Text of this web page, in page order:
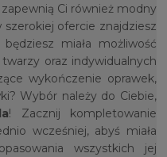
Ci również modny
ofercie znajdziesz
miała możliwość
oraz indywidualnych
wykończenie oprawek,
Wybór należy do Ciebie,
! Zacznij kompletowanie
wcześniej, abyś miała
wszystkich jej